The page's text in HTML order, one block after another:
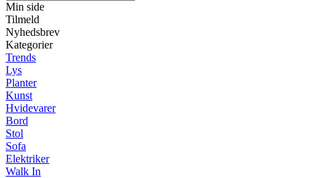
Min side
Tilmeld
Nyhedsbrev
Kategorier
Trends
Lys
Planter
Kunst
Hvidevarer
Bord
Stol
Sofa
Elektriker
Walk In